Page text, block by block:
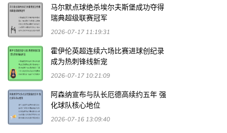
马尔默点球绝杀埃尔夫斯堡成功夺得
瑞典超级联赛冠军
2026-07-17 11:19:31
霍伊伦英超连续六场比赛进球创纪录
成为热刺锋线新宠
2026-07-17 10:21:09
阿森纳宣布与队长厄德高续约五年 强
化球队核心地位
2026-07-16 13:09:40